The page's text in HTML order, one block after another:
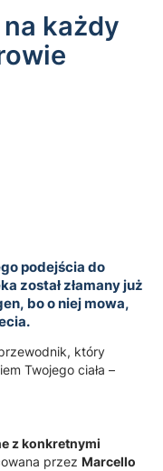
każdy
podejścia do
został złamany już
, bo o niej mowa,
który
Twojego ciała –
z konkretnymi
przez Marcello